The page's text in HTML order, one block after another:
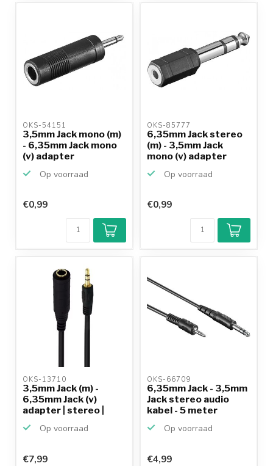
OKS-54151
3,5mm Jack mono (m)
- 6,35mm Jack mono
(v) adapter
Op voorraad
€0,99
OKS-85777
6,35mm Jack stereo
(m) - 3,5mm Jack
mono (v) adapter
Op voorraad
€0,99
OKS-13710
3,5mm Jack (m) -
6,35mm Jack (v)
adapter | stereo |
Op voorraad
€7,99
OKS-66709
6,35mm Jack - 3,5mm
Jack stereo audio
kabel - 5 meter
Op voorraad
€4,99